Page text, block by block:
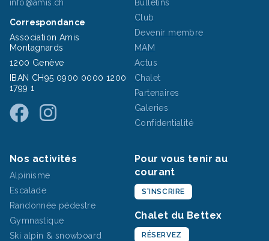
info@amis.ch
Correspondance
Association Amis
Montagnards
1200 Genève
IBAN CH95 0900 0000 1200
1799 1
Bulletins
Club
Devenir membre
MAM
Actus
Chalet
Partenaires
Galeries
Confidentialité
Nos activités
Alpinisme
Escalade
Randonnée pédestre
Gymnastique
Ski alpin & snowboard
Pour vous tenir au
courant
S'INSCRIRE
Chalet du Bettex
RÉSERVEZ